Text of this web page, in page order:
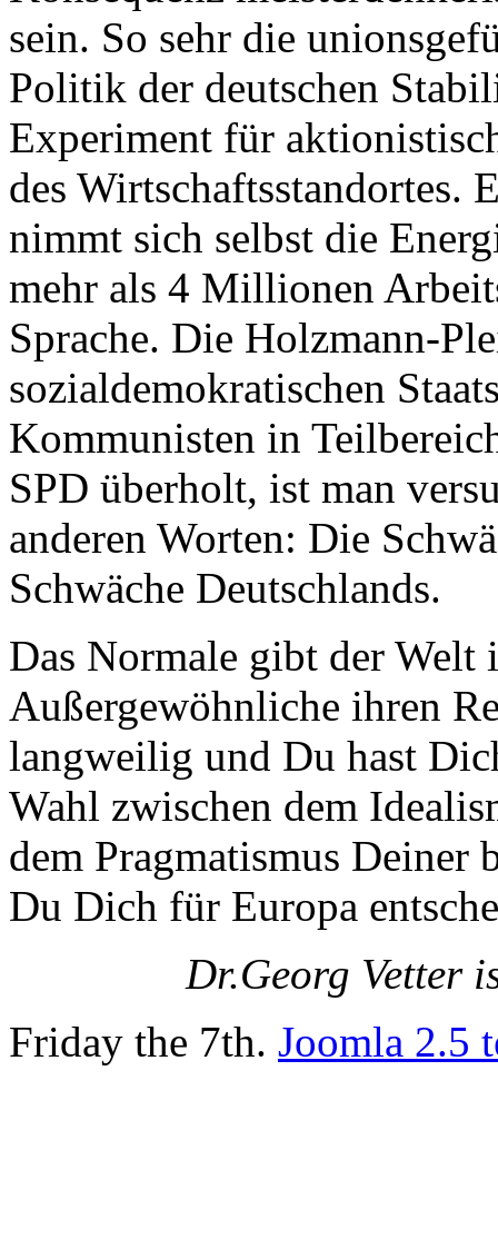
sein. So sehr die
Politik der deutschen
Experiment für
des
nimmt sich selbst die
mehr als 4 Millionen
Sprache. Die Holzmann-
sozialdemokratischen
Kommunisten in
SPD überholt, ist man
anderen Worten: Die
Schwäche Deutschlands.
Das Normale gibt der Welt
Außergewöhnliche ihren
langweilig und Du hast
Wahl zwischen dem
dem Pragmatismus Deiner
Du Dich für Europa
Dr.Georg Vetter
Friday the 7th. Joomla 2.5